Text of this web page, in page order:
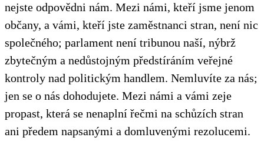
nejste odpovědni nám. Mezi námi, kteří jsme jenom
občany, a vámi, kteří jste zaměstnanci stran, není nic
společného; parlament není tribunou naší, nýbrž
zbytečným a nedůstojným předstíráním veřejné
kontroly nad politickým handlem. Nemluvíte za nás;
jen se o nás dohodujete. Mezi námi a vámi zeje
propast, která se nenaplní řečmi na schůzích stran
ani předem napsanými a domluvenými rezolucemi.